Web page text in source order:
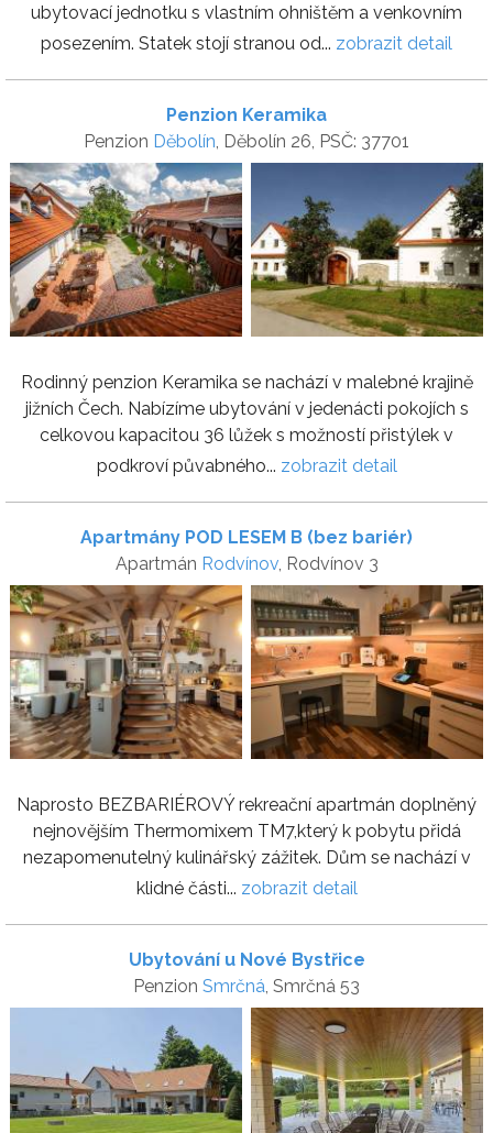
ubytovací jednotku s vlastním ohništěm a venkovním
posezením. Statek stojí stranou od... zobrazit detail
Penzion Keramika
Penzion Děbolín, Děbolín 26, PSČ: 37701
Rodinný penzion Keramika se nachází v malebné krajině
jižních Čech. Nabízíme ubytování v jedenácti pokojích s
celkovou kapacitou 36 lůžek s možností přistýlek v
podkroví půvabného... zobrazit detail
Apartmány POD LESEM B (bez bariér)
Apartmán Rodvínov, Rodvínov 3
Naprosto BEZBARIÉROVÝ rekreační apartmán doplněný
nejnovějším Thermomixem TM7,který k pobytu přidá
nezapomenutelný kulinářský zážitek. Dům se nachází v
klidné části... zobrazit detail
Ubytování u Nové Bystřice
Penzion Smrčná, Smrčná 53